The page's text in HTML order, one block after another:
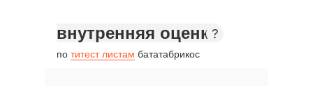
по титест листам бататабрикос
внутренняя оценка